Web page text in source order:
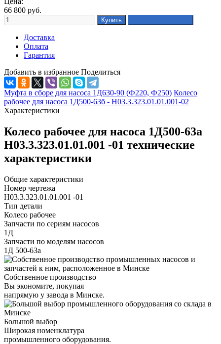
66 800 руб.
Доставка
Оплата
Гарантия
Добавить в избранное Поделиться
Муфта в сборе для насоса 1Д630-90 (Ф220, Ф250) Колесо
рабочее для насоса 1Д500-63б - Н03.3.323.01.01.001-02
Характеристики
Колесо рабочее для насоса 1Д500-63а
Н03.3.323.01.01.001 -01 технические
характеристики
Общие характеристики
Номер чертежа
Н03.3.323.01.01.001 -01
Тип детали
Колесо рабочее
Запчасти по сериям насосов
1Д
Запчасти по моделям насосов
1Д 500-63а
Собственное производство
Вы экономите, покупая
напрямую у завода в Минске.
Большой выбор
Широкая номенклатура
промышленного оборудования.